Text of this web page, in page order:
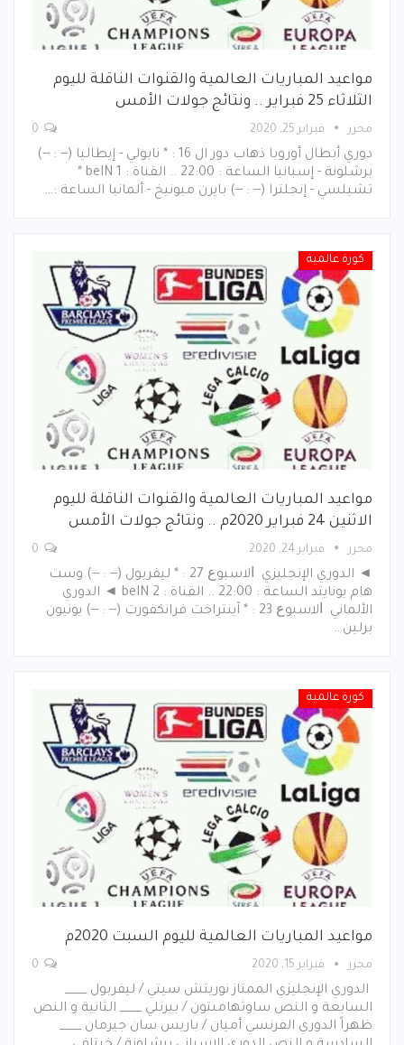
مواعيد المباريات العالمية والقنوات الناقلة لليوم
الثلاثاء 25 فبراير .. ونتائج جولات الأمس
محرر فبراير 25, 2020
دوري أبطال أوروبا ذهاب دور ال 16 : * نابولي - إيطاليا (-- : --)
برشلونة - إسبانيا الساعة : 22:00 .. القناة : beIN 1 *
تشيلسي - إنجلترا (-- : --) بايرن ميونيخ - ألمانيا الساعة :…
كورة عالمية
مواعيد المباريات العالمية والقنوات الناقلة لليوم
الاثنين 24 فبراير 2020م .. ونتائج جولات الأمس
محرر فبراير 24, 2020
◄ الدوري الإنجليزي ﺍﻻﺳﺒﻮﻉ 27 : * ليفربول (-- : --) وست
هام يونايتد الساعة : 22:00 .. القناة : beIN 2 ◄ الدوري
الألماني ﺍﻻﺳﺒﻮﻉ 23 : * آينتراخت فرانكفورت (-- : --) يونيون
برلين…
كورة عالمية
مواعيد المباريات العالمية لليوم السبت 2020م
محرر فبراير 15, 2020
الدوري الإنجليزي الممتاز نوريتش سيتي / ليفربول ____
السابعة و النص ساوثهامبتون / بيرنلي ____ الثانية و النص
ظهراً الدوري الفرنسي أميان / باريس سان جيرمان ____